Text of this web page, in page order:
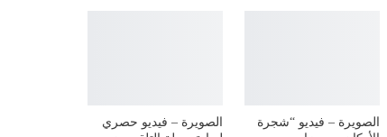
الصويرة – فيديو “شجرة
الصويرة – فيديو حصري